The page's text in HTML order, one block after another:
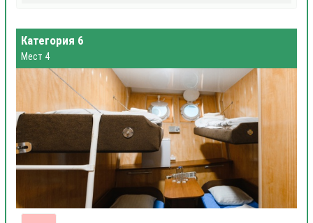
Категория 6
Мест 4